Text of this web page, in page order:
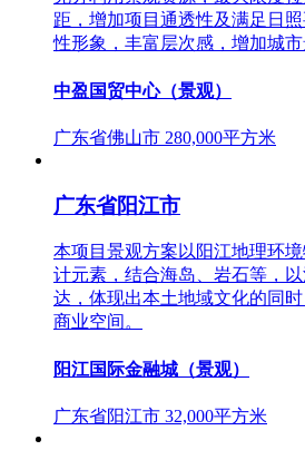
距，增加项目通透性及满足日
性形象，丰富层次感，增加城市
中盈国贸中心（景观）
广东省佛山市 280,000平方米
广东省阳江市
本项目景观方案以阳江地理环
计元素，结合海岛、岩石等，
达，体现出本土地域文化的同
商业空间。
阳江国际金融城（景观）
广东省阳江市 32,000平方米